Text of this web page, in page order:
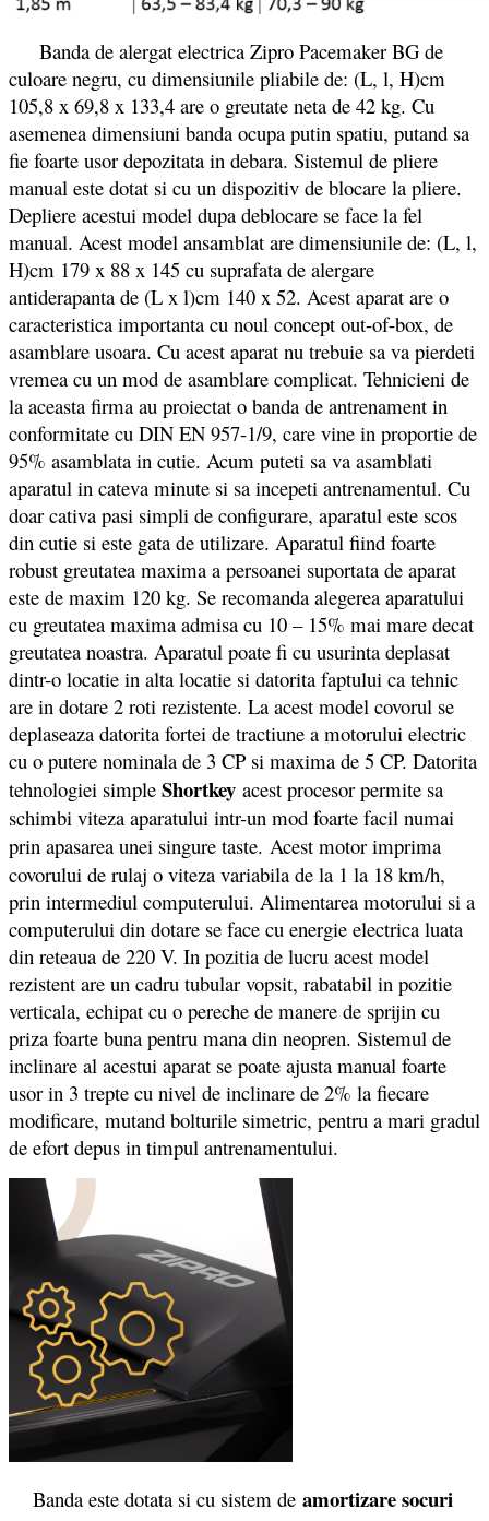
Banda de alergat electrica Zipro Pacemaker BG de
culoare negru, cu dimensiunile pliabile de: (L, l, H)cm
105,8 x 69,8 x 133,4 are o greutate neta de 42 kg. Cu
asemenea dimensiuni banda ocupa putin spatiu, putand sa
fie foarte usor depozitata in debara. Sistemul de pliere
manual este dotat si cu un dispozitiv de blocare la pliere.
Depliere acestui model dupa deblocare se face la fel
manual. Acest model ansamblat are dimensiunile de: (L, l,
H)cm 179 x 88 x 145 cu suprafata de alergare
antiderapanta de (L x l)cm 140 x 52. Acest aparat are o
caracteristica importanta cu noul concept out-of-box, de
asamblare usoara. Cu acest aparat nu trebuie sa va pierdeti
vremea cu un mod de asamblare complicat. Tehnicieni de
la aceasta firma au proiectat o banda de antrenament in
conformitate cu DIN EN 957-1/9, care vine in proportie de
95% asamblata in cutie. Acum puteti sa va asamblati
aparatul in cateva minute si sa incepeti antrenamentul. Cu
doar cativa pasi simpli de configurare, aparatul este scos
din cutie si este gata de utilizare. Aparatul fiind foarte
robust greutatea maxima a persoanei suportata de aparat
este de maxim 120 kg. Se recomanda alegerea aparatului
cu greutatea maxima admisa cu 10 – 15% mai mare decat
greutatea noastra. Aparatul poate fi cu usurinta deplasat
dintr-o locatie in alta locatie si datorita faptului ca tehnic
are in dotare 2 roti rezistente. La acest model covorul se
deplaseaza datorita fortei de tractiune a motorului electric
cu o putere nominala de 3 CP si maxima de 5 CP. Datorita
tehnologiei simple Shortkey acest procesor permite sa
schimbi viteza aparatului intr-un mod foarte facil numai
prin apasarea unei singure taste. Acest motor imprima
covorului de rulaj o viteza variabila de la 1 la 18 km/h,
prin intermediul computerului. Alimentarea motorului si a
computerului din dotare se face cu energie electrica luata
din reteaua de 220 V. In pozitia de lucru acest model
rezistent are un cadru tubular vopsit, rabatabil in pozitie
verticala, echipat cu o pereche de manere de sprijin cu
priza foarte buna pentru mana din neopren. Sistemul de
inclinare al acestui aparat se poate ajusta manual foarte
usor in 3 trepte cu nivel de inclinare de 2% la fiecare
modificare, mutand bolturile simetric, pentru a mari gradul
de efort depus in timpul antrenamentului.
Banda este dotata si cu sistem de amortizare socuri